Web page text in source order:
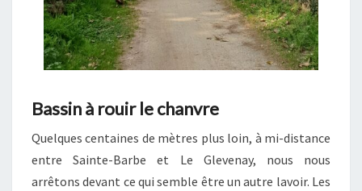
Bassin à rouir le chanvre
Quelques centaines de mètres plus loin, à mi-distance
entre Sainte-Barbe et Le Glevenay, nous nous
arrêtons devant ce qui semble être un autre lavoir. Les